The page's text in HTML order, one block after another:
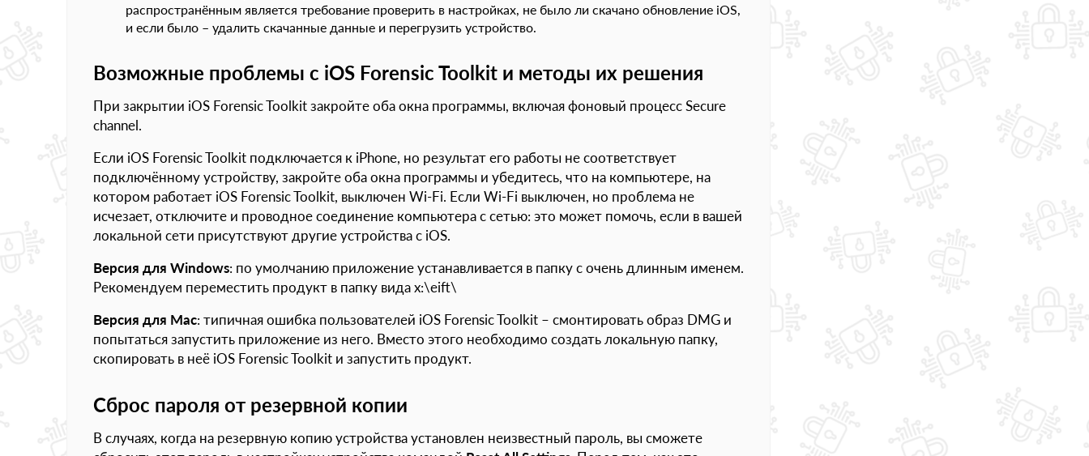
распространённым является требование проверить в настройках, не было ли скачано обновление iOS,
и если было – удалить скачанные данные и перегрузить устройство.
Возможные проблемы с iOS Forensic Toolkit и методы их решения
При закрытии iOS Forensic Toolkit закройте оба окна программы, включая фоновый процесс Secure
channel.
Если iOS Forensic Toolkit подключается к iPhone, но результат его работы не соответствует
подключённому устройству, закройте оба окна программы и убедитесь, что на компьютере, на
котором работает iOS Forensic Toolkit, выключен Wi-Fi. Если Wi-Fi выключен, но проблема не
исчезает, отключите и проводное соединение компьютера с сетью: это может помочь, если в вашей
локальной сети присутствуют другие устройства с iOS.
Версия для Windows: по умолчанию приложение устанавливается в папку с очень длинным именем.
Рекомендуем переместить продукт в папку вида x:\eift\
Версия для Mac: типичная ошибка пользователей iOS Forensic Toolkit – смонтировать образ DMG и
попытаться запустить приложение из него. Вместо этого необходимо создать локальную папку,
скопировать в неё iOS Forensic Toolkit и запустить продукт.
Сброс пароля от резервной копии
В случаях, когда на резервную копию устройства установлен неизвестный пароль, вы сможете